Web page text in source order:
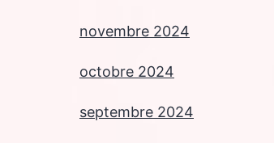
novembre 2024
octobre 2024
septembre 2024